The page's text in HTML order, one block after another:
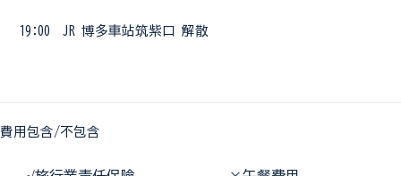
19:00 JR 博多車站筑紫口 解散
費用包含/不包含